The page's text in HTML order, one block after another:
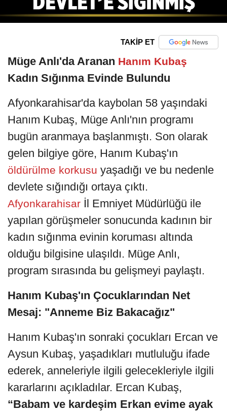
TAKİP ET
Müge Anlı'da Aranan Hanım Kubaş
Kadın Sığınma Evinde Bulundu
Afyonkarahisar'da kaybolan 58 yaşındaki
Hanım Kubaş, Müge Anlı'nın programı
bugün aranmaya başlanmıştı. Son olarak
gelen bilgiye göre, Hanım Kubaş'ın
öldürülme korkusu yaşadığı ve bu nedenle
devlete sığındığı ortaya çıktı.
Afyonkarahisar İl Emniyet Müdürlüğü ile
yapılan görüşmeler sonucunda kadının bir
kadın sığınma evinin koruması altında
olduğu bilgisine ulaşıldı. Müge Anlı,
program sırasında bu gelişmeyi paylaştı.
Hanım Kubaş'ın Çocuklarından Net
Mesaj: "Anneme Biz Bakacağız"
Hanım Kubaş'ın sonraki çocukları Ercan ve
Aysun Kubaş, yaşadıkları mutluluğu ifade
ederek, anneleriyle ilgili gelecekleriyle ilgili
kararlarını açıkladılar. Ercan Kubaş,
“Babam ve kardeşim Erkan evime ayak